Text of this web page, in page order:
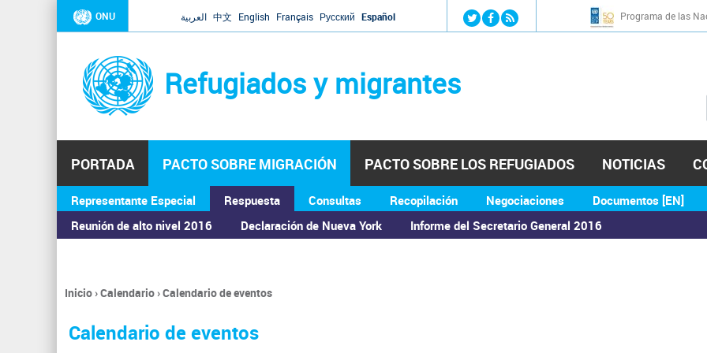
Jump to navigation
ONU العربية 中文 English Français Русский Español Programa de las
Refugiados y migrantes
PORTADA PACTO SOBRE MIGRACIÓN
Representante Especial
Respuesta
Reunión de alto nivel 2016
Declaración de Nueva York Informe del Secretario General 2016
Consultas Recopilación Negociaciones Documentos [EN]
PACTO SOBRE LOS REFUGIADOS NOTICIAS
ASAMBLEA GENERAL
Se
encuentra
usted
Inicio›Calendario›Calendario de eventos
Calendario de eventos